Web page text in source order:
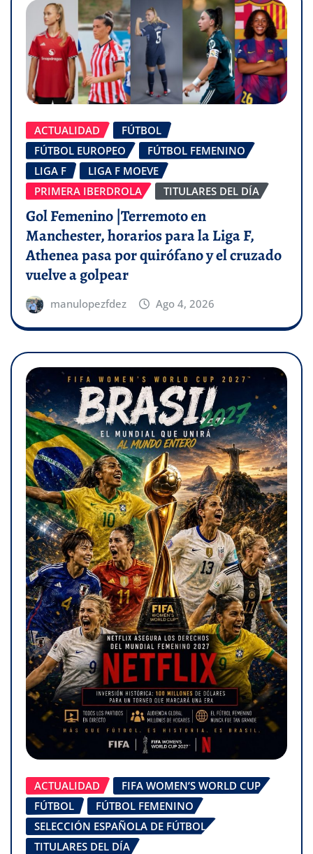
ACTUALIDAD
FÚTBOL
FÚTBOL EUROPEO
FÚTBOL FEMENINO
LIGA F
LIGA F MOEVE
PRIMERA IBERDROLA
TITULARES DEL DÍA
Gol Femenino |Terremoto en
Manchester, horarios para la Liga F,
Athenea pasa por quirófano y el cruzado
vuelve a golpear
manulopezfdez Ago 4, 2026
ACTUALIDAD
FIFA WOMEN’S WORLD CUP
FÚTBOL
FÚTBOL FEMENINO
SELECCIÓN ESPAÑOLA DE FÚTBOL
TITULARES DEL DÍA